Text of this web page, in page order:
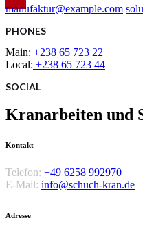
manufaktur@example.com
PHONES
Main: +238 65 723 22
Local: +238 65 723 44
SOCIAL
Kran­arbeiten und
Kontakt
Telefon: +49 6258 992970
E-Mail: info@schuch-kran.de
Adresse